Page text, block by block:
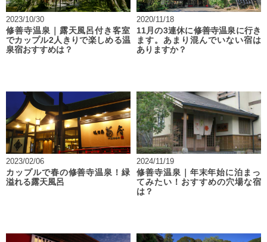
2023/10/30
修善寺温泉｜露天風呂付き客室
でカップル2人きりで楽しめる温
泉宿おすすめは？
2020/11/18
11月の3連休に修善寺温泉に行き
ます。あまり混んでいない宿は
ありますか？
2023/02/06
カップルで春の修善寺温泉！緑
溢れる露天風呂
2024/11/19
修善寺温泉｜年末年始に泊まっ
てみたい！おすすめの穴場な宿
は？